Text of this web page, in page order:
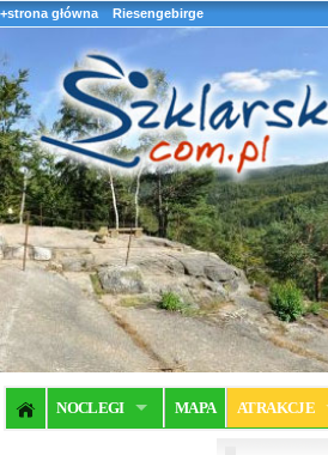
+strona główna Riesengebirge
NOCLEGI MAPA ATRAKCJE